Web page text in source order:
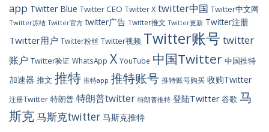
app Twitter Blue Twitter CEO Twitter X twitter中国 Twitter中文网
Twitter冻结 Twitter官方 twitter广告 Twitter推文 Twitter更新 Twitter注册
Twitter用户 Twitter粉丝 Twitter视频 Twitter账号 twitter
账户 Twitter验证 WhatsApp X YouTube 中国Twitter 中国推特
加速器 推文 推特 推特app 推特账号 推特账号购买 收购Twitter
注册Twitter 特朗普 特朗普twitter 特朗普推特 登陆Twitter 谷歌 马
斯克马斯克twitter 马斯克推特